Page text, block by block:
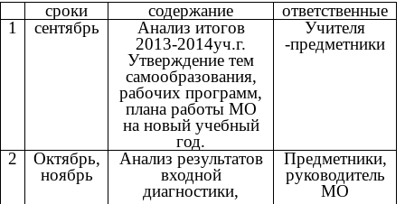
сроки
содержание
ответственные
1
сентябрь
Анализ итогов
2013-2014уч.г.
Утверждение тем
самообразования,
рабочих программ,
плана работы МО
на новый учебный
год.
Учителя
-предметники
2
Октябрь,
ноябрь
Анализ результатов
входной
диагностики,
Предметники,
руководитель
МО